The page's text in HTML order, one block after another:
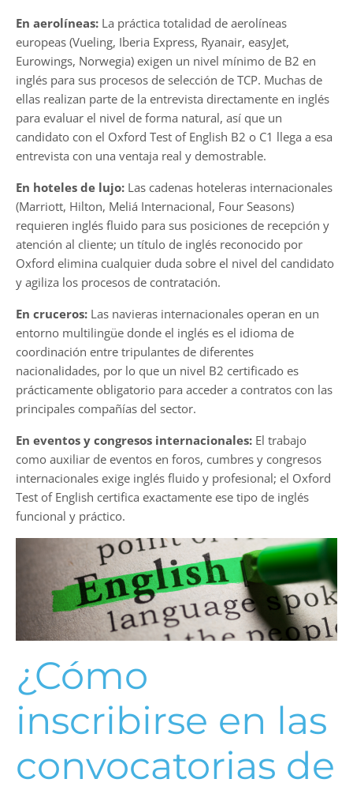
En aerolíneas: La práctica totalidad de aerolíneas
europeas (Vueling, Iberia Express, Ryanair, easyJet,
Eurowings, Norwegia) exigen un nivel mínimo de B2 en
inglés para sus procesos de selección de TCP. Muchas de
ellas realizan parte de la entrevista directamente en inglés
para evaluar el nivel de forma natural, así que un
candidato con el Oxford Test of English B2 o C1 llega a esa
entrevista con una ventaja real y demostrable.
En hoteles de lujo: Las cadenas hoteleras internacionales
(Marriott, Hilton, Meliá Internacional, Four Seasons)
requieren inglés fluido para sus posiciones de recepción y
atención al cliente; un título de inglés reconocido por
Oxford elimina cualquier duda sobre el nivel del candidato
y agiliza los procesos de contratación.
En cruceros: Las navieras internacionales operan en un
entorno multilingüe donde el inglés es el idioma de
coordinación entre tripulantes de diferentes
nacionalidades, por lo que un nivel B2 certificado es
prácticamente obligatorio para acceder a contratos con las
principales compañías del sector.
En eventos y congresos internacionales: El trabajo
como auxiliar de eventos en foros, cumbres y congresos
internacionales exige inglés fluido y profesional; el Oxford
Test of English certifica exactamente ese tipo de inglés
funcional y práctico.
¿Cómo
inscribirse en las
convocatorias de